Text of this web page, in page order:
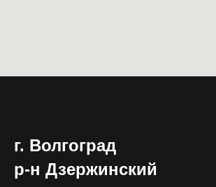
г. Волгоград
р-н Дзержинский